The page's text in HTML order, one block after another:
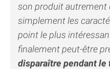
son produit autrement
simplement les
point le plus
finalement peut-être
disparaître pendant le